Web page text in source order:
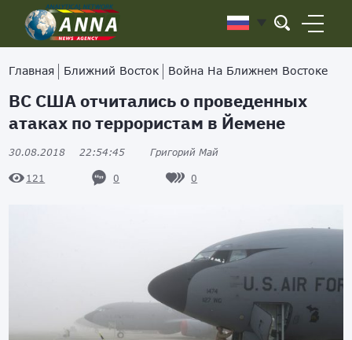
Главная Ближний Восток Война На Ближнем Востоке
ВС США отчитались о проведенных
атаках по террористам в Йемене
30.08.2018 22:54:45 Григорий Май
121 0 0